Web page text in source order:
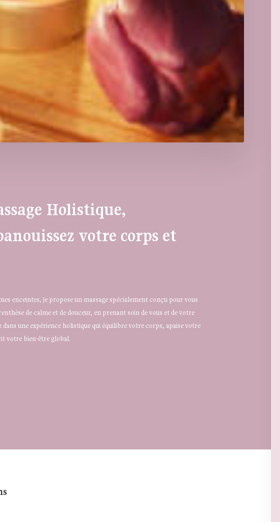
Holistique,
votre corps et
enceintes, je propose un massage spécialement conçu pour vous
de calme et de douceur, en prenant soin de vous et de votre
dans une expérience holistique qui équilibre votre corps, apaise votre
votre bien-être global.